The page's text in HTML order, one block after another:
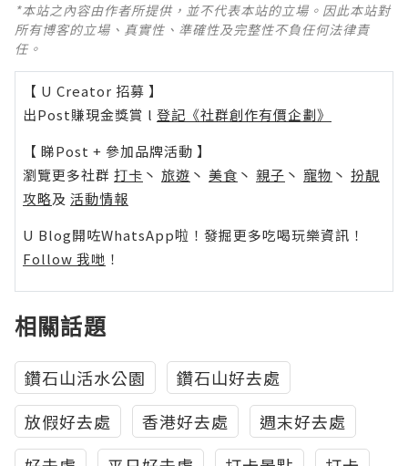
*本站之內容由作者所提供，並不代表本站的立場。因此本站對
所有博客的立場、真實性、準確性及完整性不負任何法律責
任。
【 U Creator 招募 】
出Post賺現金獎賞 l 登記《社群創作有價企劃》
【 睇Post + 參加品牌活動 】
瀏覽更多社群 打卡 丶 旅遊 丶 美食 丶 親子 丶 寵物 丶 扮靚
攻略及 活動情報
U Blog開咗WhatsApp啦！發掘更多吃喝玩樂資訊！
Follow 我哋 ！
相關話題
鑽石山活水公園
鑽石山好去處
放假好去處
香港好去處
週末好去處